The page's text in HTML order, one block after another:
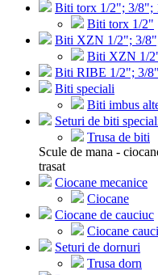
Biti torx 1/2"; 3/8";
Biti torx 1/2"
Biti XZN 1/2"; 3/
Biti XZN 1/
Biti RIBE 1/2"; 3/
Biti speciali
Biti imbus
Seturi de biti
Trusa de biti
Scule de mana -
trasat
Ciocane mecanice
Ciocane
Ciocane de cauciuc
Ciocane
Seturi de dornuri
Trusa dorn